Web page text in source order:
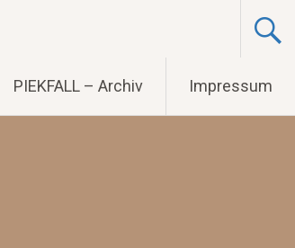
PIEKFALL – Archiv Impressum